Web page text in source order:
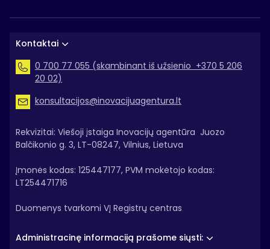
Kontaktai
0 700 77 055 (skambinant iš užsienio +370 5 206
20 02)
konsultacijos@inovacijuagentura.lt
Rekvizitai: Viešoji įstaiga Inovacijų agentūra Juozo
Balčikonio g. 3, LT-08247, Vilnius, Lietuva
Įmonės kodas: 125447177, PVM mokėtojo kodas:
LT254471716
Duomenys tvarkomi VĮ Registrų centras
Administracinę informaciją prašome siųsti: